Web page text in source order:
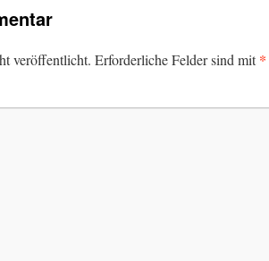
veröffentlicht. Erforderliche Felder sind mit*